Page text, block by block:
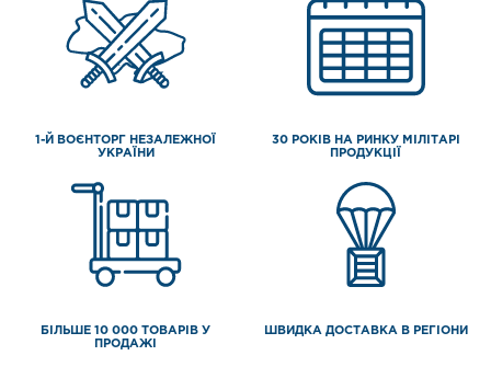
1-Й ВОЄНТОРГ НЕЗАЛЕЖНОЇ
УКРАЇНИ
30 РОКІВ НА РИНКУ МІЛІТАРІ
ПРОДУКЦІЇ
БІЛЬШЕ 10 000 ТОВАРІВ У
ПРОДАЖІ
ШВИДКА ДОСТАВКА В РЕГІОНИ